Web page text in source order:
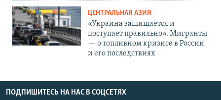
ЦЕНТРАЛЬНАЯ АЗИЯ
«Украина защищается и
поступает правильно». Мигранты
— о топливном кризисе в России
и его последствиях
ПОДПИШИТЕСЬ НА НАС В СОЦСЕТЯХ